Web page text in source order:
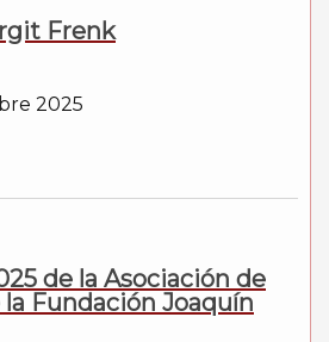
Frenk
2025
de la Asociación de
Fundación Joaquín